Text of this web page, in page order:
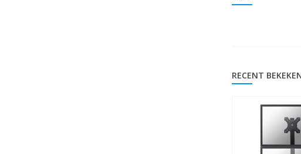
RECENT